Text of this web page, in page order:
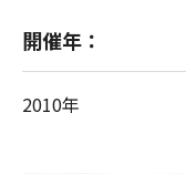
開催年：
2010年